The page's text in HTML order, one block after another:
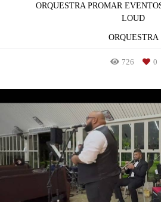
ORQUESTRA PROMAR
LOUD
ORQUESTRA
726 0